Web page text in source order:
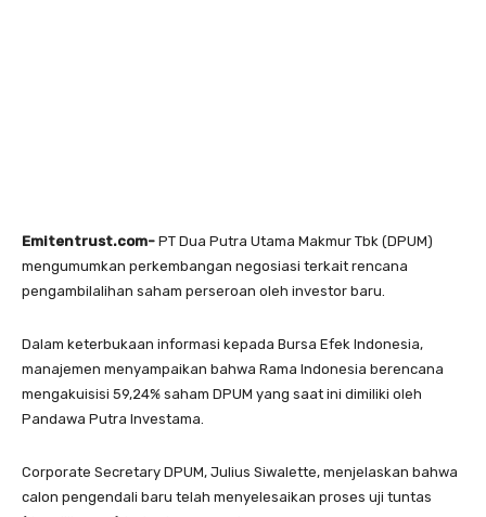
Emitentrust.com- PT Dua Putra Utama Makmur Tbk (DPUM)
mengumumkan perkembangan negosiasi terkait rencana
pengambilalihan saham perseroan oleh investor baru.
Dalam keterbukaan informasi kepada Bursa Efek Indonesia,
manajemen menyampaikan bahwa Rama Indonesia berencana
mengakuisisi 59,24% saham DPUM yang saat ini dimiliki oleh
Pandawa Putra Investama.
Corporate Secretary DPUM, Julius Siwalette, menjelaskan bahwa
calon pengendali baru telah menyelesaikan proses uji tuntas